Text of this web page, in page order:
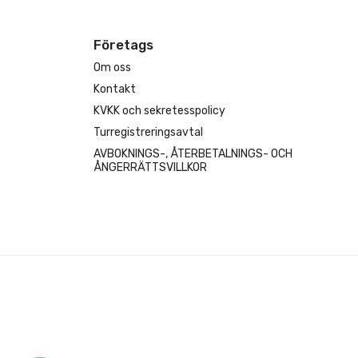
Företags
Om oss
Kontakt
KVKK och sekretesspolicy
Turregistreringsavtal
AVBOKNINGS-, ÅTERBETALNINGS- OCH
ÅNGERRÄTTSVILLKOR